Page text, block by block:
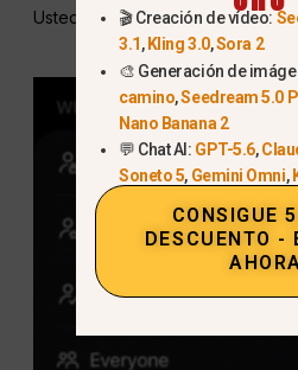
Usted controla quién puede
🎬 Creación de vídeo:
3.1,Kling 3.0,Sora 2
🎨 Generación de
camino,Seedream 5.0
Nano Banana 2
💬 Chat AI: GPT-5.6,
Soneto 5, Gemini Omni,
CONSIGUE
DESCUENTO -
AHORA